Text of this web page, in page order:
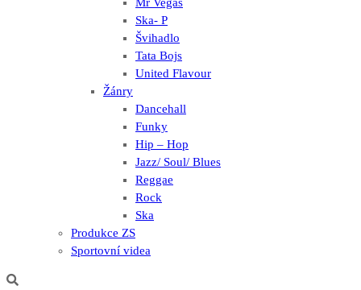
Ska- P
Švihadlo
Tata Bojs
United Flavour
Žánry
Dancehall
Funky
Hip – Hop
Jazz/ Soul/ Blues
Reggae
Rock
Ska
Produkce ZS
Sportovní videa